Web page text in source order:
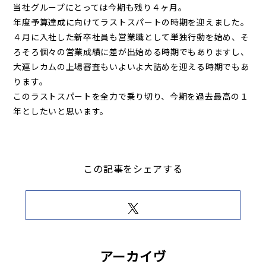
当社グループにとっては今期も残り４ヶ月。
年度予算達成に向けてラストスパートの時期を迎えました。
４月に入社した新卒社員も営業職として単独行動を始め、そ
ろそろ個々の営業成績に差が出始める時期でもありますし、
大連レカムの上場審査もいよいよ大詰めを迎える時期でもあ
ります。
このラストスパートを全力で乗り切り、今期を過去最高の１
年としたいと思います。
この記事をシェアする
アーカイヴ